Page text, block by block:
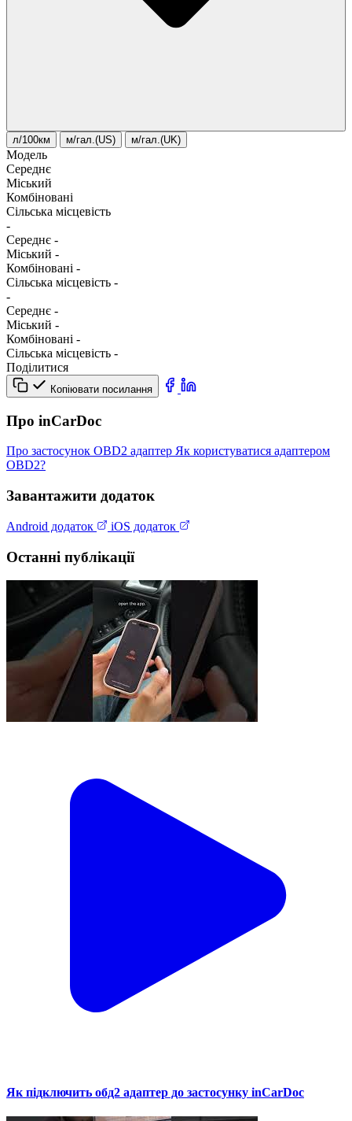
л/100км м/гал.(US) м/гал.(UK)
Модель
Середнє
Міський
Комбіновані
Сільська місцевість
-
Середнє -
Міський -
Комбіновані -
Сільська місцевість -
-
Середнє -
Міський -
Комбіновані -
Сільська місцевість -
Поділитися
Копіювати посилання
Про inCarDoc
Про застосунок OBD2 адаптер Як користуватися адаптером
OBD2?
Завантажити додаток
Android додаток iOS додаток
Останні публікації
Як підключить обд2 адаптер до застосунку inCarDoc